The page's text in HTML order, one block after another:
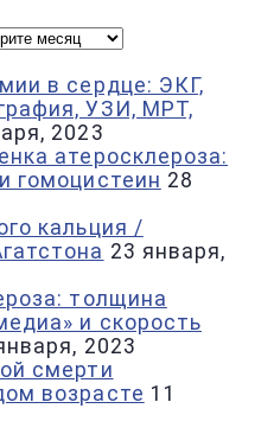
в сердце: ЭКГ,
УЗИ, МРТ,
2023
атеросклероза:
гомоцистеин 28
кальция /
23 января,
толщина
и скорость
2023
смерти
возрасте 11